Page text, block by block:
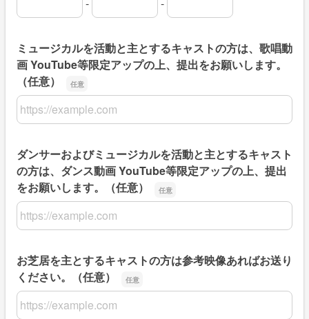
連絡先の市外局番
連絡先の市内局番
連絡先の加入者番号
ミュージカルを活動と主とするキャストの方は、歌唱動
画 YouTube等限定アップの上、提出をお願いします。
（任意）
ミュージカルを活動と主とするキャストの方は、歌唱動
ダンサーおよびミュージカルを活動と主とするキャスト
の方は、ダンス動画 YouTube等限定アップの上、提出
をお願いします。（任意）
ダンサーおよびミュージカルを活動と主とするキャスト
お芝居を主とするキャストの方は参考映像あればお送り
ください。（任意）
お芝居を主とするキャストの方は参考映像あればお送りく